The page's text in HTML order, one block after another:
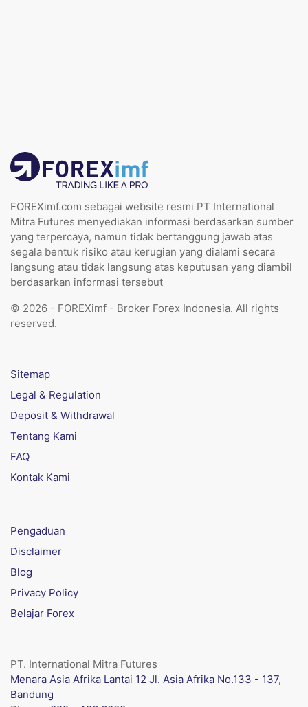
FOREXimf.com sebagai website resmi PT International
Mitra Futures menyediakan informasi berdasarkan sumber
yang terpercaya, namun tidak bertanggung jawab atas
segala bentuk risiko atau kerugian yang dialami secara
langsung atau tidak langsung atas keputusan yang diambil
berdasarkan informasi tersebut
© 2026 - FOREXimf - Broker Forex Indonesia. All rights
reserved.
Sitemap
Legal & Regulation
Deposit & Withdrawal
Tentang Kami
FAQ
Kontak Kami
Pengaduan
Disclaimer
Blog
Privacy Policy
Belajar Forex
PT. International Mitra Futures
Menara Asia Afrika Lantai 12 Jl. Asia Afrika No.133 - 137,
Bandung